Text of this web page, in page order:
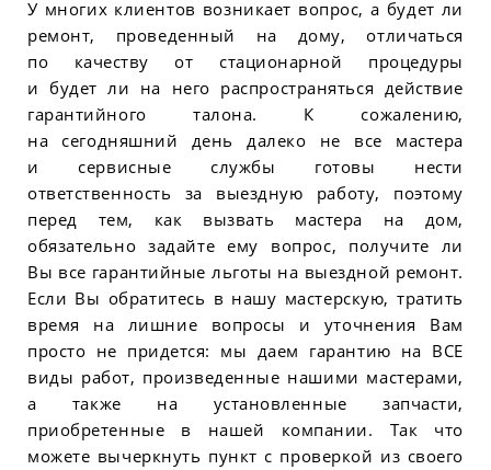
У многих клиентов возникает вопрос, а будет ли
ремонт, проведенный на дому, отличаться
по качеству от стационарной процедуры
и будет ли на него распространяться действие
гарантийного талона. К сожалению,
на сегодняшний день далеко не все мастера
и сервисные службы готовы нести
ответственность за выездную работу, поэтому
перед тем, как вызвать мастера на дом,
обязательно задайте ему вопрос, получите ли
Вы все гарантийные льготы на выездной ремонт.
Если Вы обратитесь в нашу мастерскую, тратить
время на лишние вопросы и уточнения Вам
просто не придется: мы даем гарантию на ВСЕ
виды работ, произведенные нашими мастерами,
а также на установленные запчасти,
приобретенные в нашей компании. Так что
можете вычеркнуть пункт с проверкой из своего